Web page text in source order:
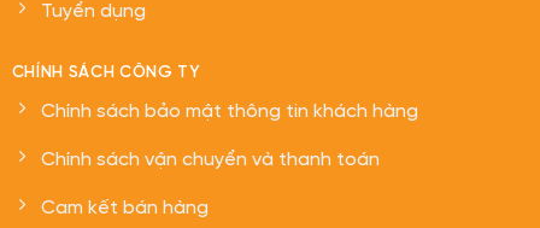
Tuyển dụng
CHÍNH SÁCH CÔNG TY
Chính sách bảo mật thông tin khách hàng
Chính sách vận chuyển và thanh toán
Cam kết bán hàng